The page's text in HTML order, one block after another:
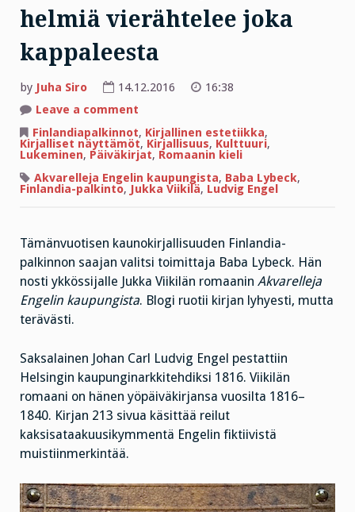
helmiä vierähtelee joka
kappaleesta
by Juha Siro 14.12.2016
16:38
Leave a comment
2016:
helmiä
vierähtelee
joka
kappaleesta
Finlandiapalkinnot, Kirjallinen estetiikka,
Kirjalliset näyttämöt, Kirjallisuus, Kulttuuri,
Lukeminen, Päiväkirjat, Romaanin kieli
Akvarelleja Engelin kaupungista, Baba Lybeck,
Finlandia-palkinto, Jukka Viikilä, Ludvig Engel
Tämänvuotisen kaunokirjallisuuden Finlandia-
palkinnon saajan valitsi toimittaja Baba Lybeck. Hän
nosti ykkössijalle Jukka Viikilän romaanin Akvarelleja
Engelin kaupungista. Blogi ruotii kirjan lyhyesti, mutta
terävästi.
Saksalainen Johan Carl Ludvig Engel pestattiin
Helsingin kaupunginarkkitehdiksi 1816. Viikilän
romaani on hänen yöpäiväkirjansa vuosilta 1816–
1840. Kirjan 213 sivua käsittää reilut
kaksisataakuusikymmentä Engelin fiktiivistä
muistiinmerkintää.